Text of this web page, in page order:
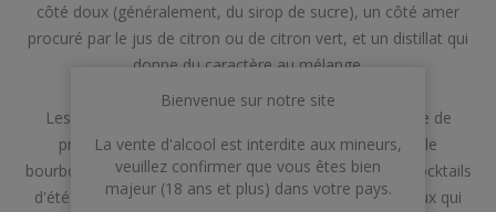
côté doux (généralement, du sirop de sucre), un côté amer
procuré par le jus de citron ou de citron vert, et un distillat qui
donne du caractère au mélange.
Les alcools les plus couramment utilisés dans ce type de
préparation sont habituellement le rhum (Daiquiri), le
bourbon, la vodka et le gin. Reconnu comme l'un des cocktails
d'été par excellence, le Vodka Sour est parfait pour ceux qui
Bienvenue sur notre site
La vente d'alcool est interdite aux mineurs,
veuillez confirmer que vous êtes bien
majeur (18 ans et plus) dans votre pays.